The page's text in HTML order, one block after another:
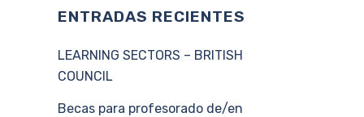
ENTRADAS RECIENTES
LEARNING SECTORS – BRITISH
COUNCIL
Becas para profesorado de/en